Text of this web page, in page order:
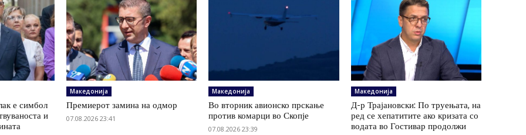
е симбол
и
Македонија
Премиерот замина на одмор
07.08.2026 23:41
Македонија
Во вторник авионско прскање
против комарци во Скопје
07.08.2026 23:39
Македонија
Д-р Трајановски: По труењата, на
ред се хепатитите ако кризата со
водата во Гостивар продолжи